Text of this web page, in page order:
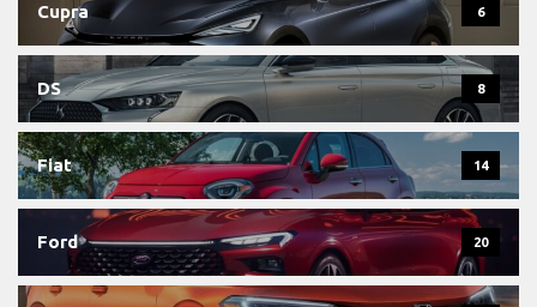
Cupra 6
DS 8
Fiat 14
Ford 20